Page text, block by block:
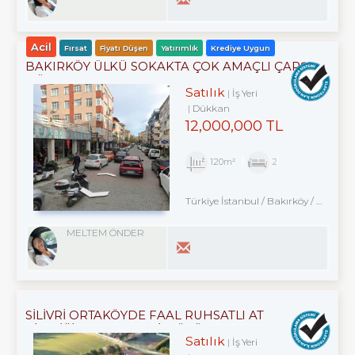
Acil Fırsat Fiyatı Düşen Yatırımlık Krediye Uygun
BAKIRKÖY ÜLKÜ SOKAKTA ÇOK AMAÇLI ÇARŞI
DÜKKANI
Satılık
İş Yeri
Dükkan
12,000,000 TL
120m² 2
Türkiye İstanbul / Bakırköy/ Kartaltepe
MELTEM ÖNDER
SILIVRI ORTAKÖYDE FAAL RUHSATLI AT
ÇIFTLIĞI,35.209M2 TATILKÖYÜ
Satılık İş Yeri